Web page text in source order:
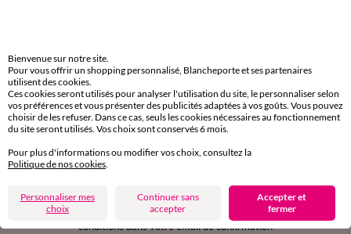
Service clients
par chat et par téléphone
de 8h00 à 20h00 du lundi au samedi
en vous inscrivant à la newsletter
dès 20€ d’achat
conditions dans votre email de confirmation
Bienvenue sur notre site.
Pour vous offrir un shopping personnalisé, Blancheporte et ses partenaires
utilisent des cookies.
Ces cookies seront utilisés pour analyser l'utilisation du site, le personnaliser selon
vos préférences et vous présenter des publicités adaptées à vos goûts. Vous pouvez
choisir de les refuser. Dans ce cas, seuls les cookies nécessaires au fonctionnement
du site seront utilisés. Vos choix sont conservés 6 mois.
Pour plus d'informations ou modifier vos choix, consultez la
Politique de nos cookies
Personnaliser mes
choix
Continuer sans
accepter
Accepter et
fermer